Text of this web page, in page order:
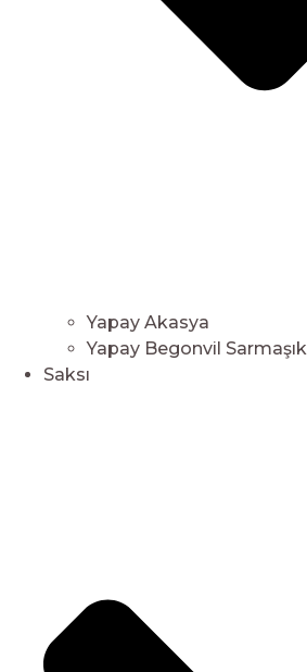
Yapay Akasya
Yapay Begonvil Sarmaşık
Saksı